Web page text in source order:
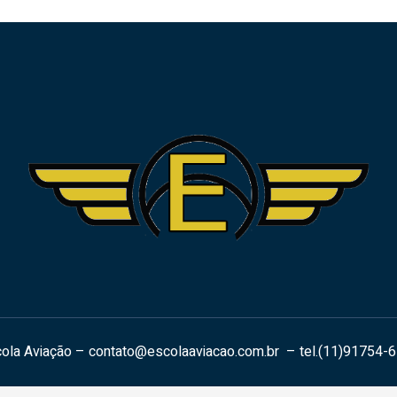
Aviação – contato@escolaaviacao.com.br– tel.(11)91754-